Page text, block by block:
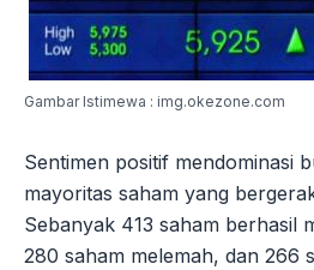
Gambar Istimewa : img.okezone.com
Sentimen positif mendominasi
mayoritas saham yang
Sebanyak 413 saham berhasil
280 saham melemah, dan 266